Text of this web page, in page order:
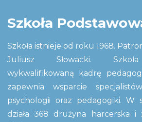
Szkoła
Szkoła istnieje od roku 1968.
Juliusz Słowacki.
wykwalifikowaną kadrę
zapewnia wsparcie
psychologii oraz pedagogiki. W
działa 368 drużyna harcerska i